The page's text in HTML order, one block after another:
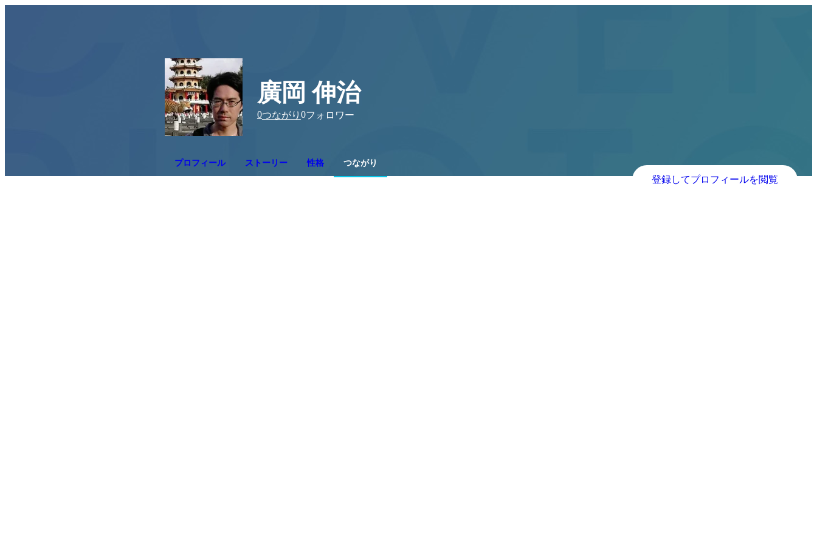
廣岡 伸治
0つながり 0フォロワー
プロフィール ストーリー 性格 つながり
登録してプロフィールを閲覧